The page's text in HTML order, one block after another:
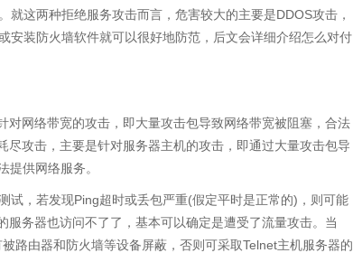
这两种拒绝服务攻击而言，危害较大的主要是DDOS攻击，
安装防火墙软件就可以很好地防范，后文会详细介绍怎么对付
网络带宽的攻击，即大量攻击包导致网络带宽被阻塞，合法
攻击，主要是针对服务器主机的攻击，即通过大量攻击包导
提供网络服务。
，若发现Ping超时或丢包严重(假定平时是正常的)，则可能
务器也访问不了了，基本可以确定是遭受了流量攻击。当
路由器和防火墙等设备屏蔽，否则可采取Telnet主机服务器的